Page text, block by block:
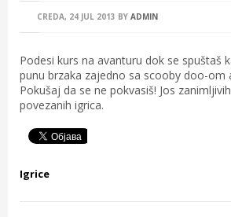
CREDA, 24 JUL 2013 BY ADMIN
Podesi kurs na avanturu dok se spuštaš
punu brzaka zajedno sa scooby doo-om
Pokušaj da se ne pokvasiš! Jos
povezanih igrica.
Igrice